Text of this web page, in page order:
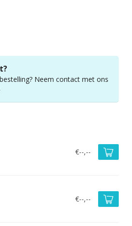
Neem contact met ons
€--,--
€--,--